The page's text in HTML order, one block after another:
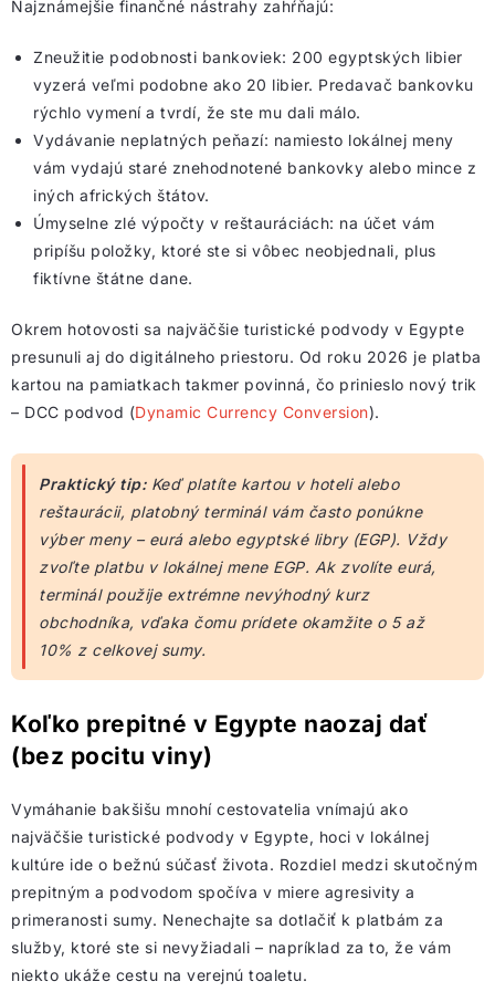
Najznámejšie finančné nástrahy zahŕňajú:
Zneužitie podobnosti bankoviek: 200 egyptských libier
vyzerá veľmi podobne ako 20 libier. Predavač bankovku
rýchlo vymení a tvrdí, že ste mu dali málo.
Vydávanie neplatných peňazí: namiesto lokálnej meny
vám vydajú staré znehodnotené bankovky alebo mince z
iných afrických štátov.
Úmyselne zlé výpočty v reštauráciách: na účet vám
pripíšu položky, ktoré ste si vôbec neobjednali, plus
fiktívne štátne dane.
Okrem hotovosti sa najväčšie turistické podvody v Egypte
presunuli aj do digitálneho priestoru. Od roku 2026 je platba
kartou na pamiatkach takmer povinná, čo prinieslo nový trik
– DCC podvod (Dynamic Currency Conversion).
Praktický tip:Keď platíte kartou v hoteli alebo
reštaurácii, platobný terminál vám často ponúkne
výber meny – eurá alebo egyptské libry (EGP). Vždy
zvoľte platbu v lokálnej mene EGP. Ak zvolíte eurá,
terminál použije extrémne nevýhodný kurz
obchodníka, vďaka čomu prídete okamžite o 5 až
10% z celkovej sumy.
Koľko prepitné v Egypte naozaj dať
(bez pocitu viny)
Vymáhanie bakšišu mnohí cestovatelia vnímajú ako
najväčšie turistické podvody v Egypte, hoci v lokálnej
kultúre ide o bežnú súčasť života. Rozdiel medzi skutočným
prepitným a podvodom spočíva v miere agresivity a
primeranosti sumy. Nenechajte sa dotlačiť k platbám za
služby, ktoré ste si nevyžiadali – napríklad za to, že vám
niekto ukáže cestu na verejnú toaletu.